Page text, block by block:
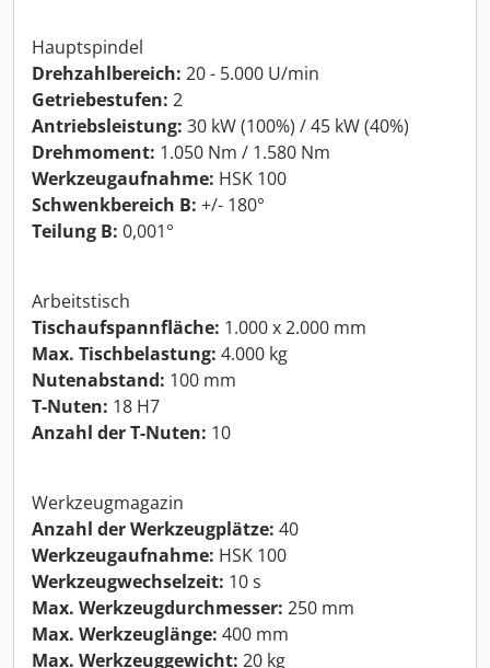
Hauptspindel
Drehzahlbereich: 20 - 5.000 U/min
Getriebestufen: 2
Antriebsleistung: 30 kW (100%) / 45 kW (40%)
Drehmoment: 1.050 Nm / 1.580 Nm
Werkzeugaufnahme: HSK 100
Schwenkbereich B: +/- 180°
Teilung B: 0,001°
Arbeitstisch
Tischaufspannfläche: 1.000 x 2.000 mm
Max. Tischbelastung: 4.000 kg
Nutenabstand: 100 mm
T-Nuten: 18 H7
Anzahl der T-Nuten: 10
Werkzeugmagazin
Anzahl der Werkzeugplätze: 40
Werkzeugaufnahme: HSK 100
Werkzeugwechselzeit: 10 s
Max. Werkzeugdurchmesser: 250 mm
Max. Werkzeuglänge: 400 mm
Max. Werkzeuggewicht: 20 kg